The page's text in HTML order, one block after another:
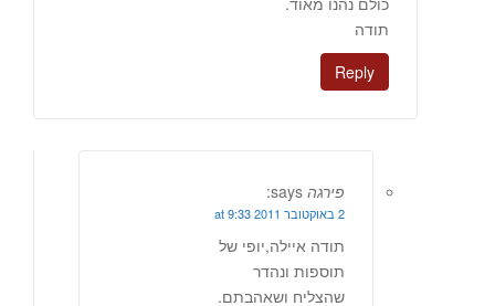
תודה
Reply
פירגה says:
2 באוקטובר 2011 at 9:33
תודה איילה,יופי של
תוספות ונהדר
שהצליח ושאהבתם.